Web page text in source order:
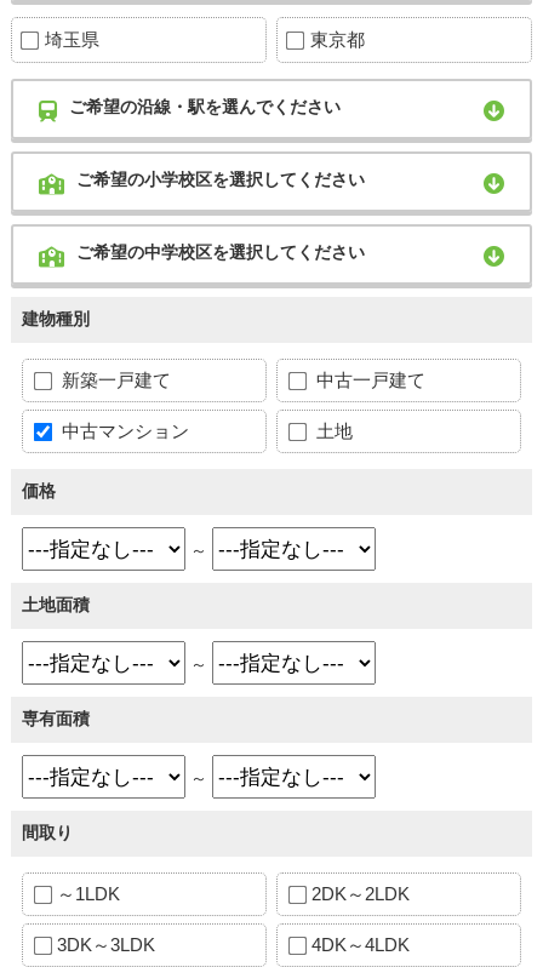
埼玉県 東京都
ご希望の沿線・駅を選んでください
ご希望の小学校区を選択してください
ご希望の中学校区を選択してください
建物種別
新築一戸建て 中古一戸建て
中古マンション 土地
価格
～
土地面積
～
専有面積
～
間取り
～1LDK 2DK～2LDK
3DK～3LDK 4DK～4LDK